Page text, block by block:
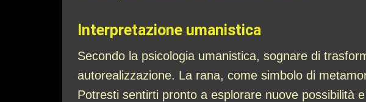
Interpretazione umanistica
Secondo la psicologia umanistica, sognare di
autorealizzazione. La rana, come simbolo di
Potresti sentirti pronto a esplorare nuove possibilità